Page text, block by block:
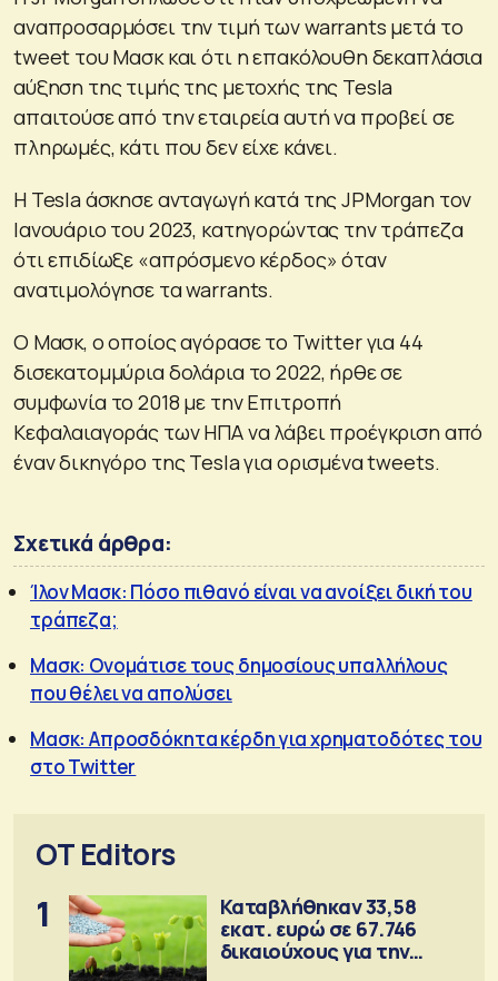
αναπροσαρμόσει την τιμή των warrants μετά το
tweet του Μασκ και ότι η επακόλουθη δεκαπλάσια
αύξηση της τιμής της μετοχής της Tesla
απαιτούσε από την εταιρεία αυτή να προβεί σε
πληρωμές, κάτι που δεν είχε κάνει.
Η Tesla άσκησε ανταγωγή κατά της JPMorgan τον
Ιανουάριο του 2023, κατηγορώντας την τράπεζα
ότι επιδίωξε «απρόσμενο κέρδος» όταν
ανατιμολόγησε τα warrants.
Ο Μασκ, ο οποίος αγόρασε το Twitter για 44
δισεκατομμύρια δολάρια το 2022, ήρθε σε
συμφωνία το 2018 με την Επιτροπή
Κεφαλαιαγοράς των ΗΠΑ να λάβει προέγκριση από
έναν δικηγόρο της Tesla για ορισμένα tweets.
Σχετικά άρθρα:
Ίλον Μασκ: Πόσο πιθανό είναι να ανοίξει δική του
τράπεζα;
Μασκ: Ονομάτισε τους δημοσίους υπαλλήλους
που θέλει να απολύσει
Μασκ: Απροσδόκητα κέρδη για χρηματοδότες του
στο Twitter
OT Editors
1
Καταβλήθηκαν 33,58
εκατ. ευρώ σε 67.746
δικαιούχους για την